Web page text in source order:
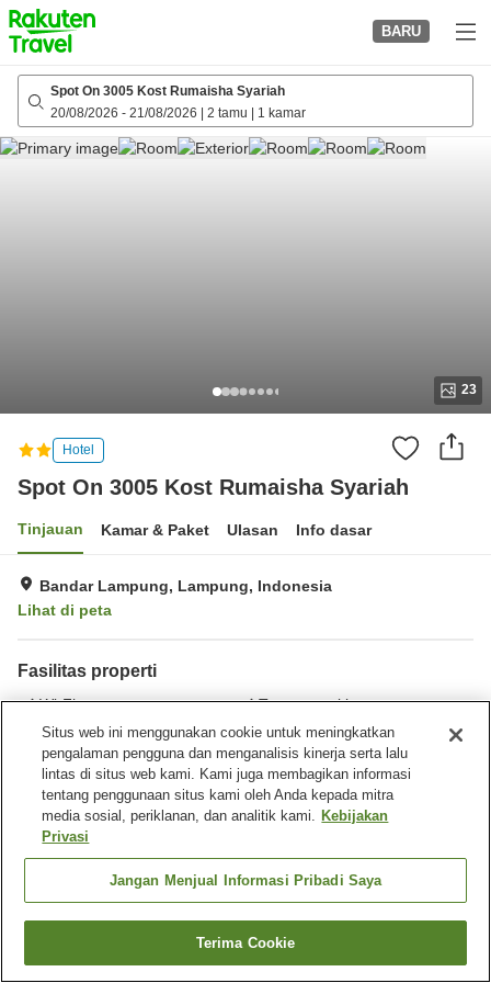
to
top
page
BARU
Spot On 3005 Kost Rumaisha Syariah
20/08/2026 - 21/08/2026 2 tamu 1 kamar
23
Hotel
Spot On 3005 Kost Rumaisha Syariah
Tinjauan Kamar & Paket Ulasan Info dasar
Bandar Lampung, Lampung, Indonesia
Lihat di peta
Fasilitas properti
Wi-Fi
Tempat parkir
Gym / Klub kebugaran
Restoran
Beranda Indonesia Lampung
Bandar Lampung
Spot On 3005 Kost Rumaisha Syariah
Cari kamar
Situs web ini menggunakan cookie untuk meningkatkan
pengalaman pengguna dan menganalisis kinerja serta lalu
lintas di situs web kami. Kami juga membagikan informasi
tentang penggunaan situs kami oleh Anda kepada mitra
media sosial, periklanan, dan analitik kami. Kebijakan
Privasi
Jangan Menjual Informasi Pribadi Saya
Terima Cookie